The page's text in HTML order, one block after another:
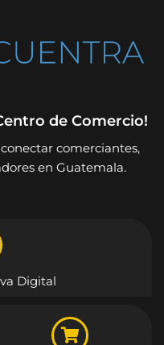
de Comercio!
comerciantes,
en Guatemala.
Digital